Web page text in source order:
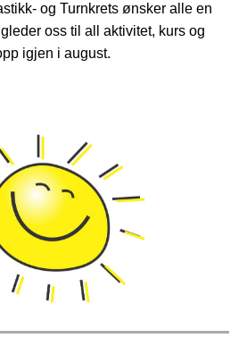
og Turnkrets ønsker alle en
oss til all aktivitet, kurs og
igjen i august.